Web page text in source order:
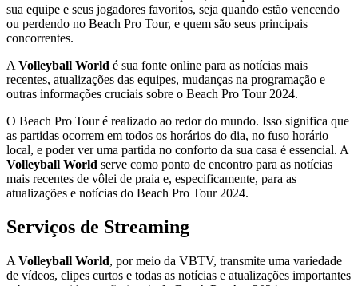
sua equipe e seus jogadores favoritos, seja quando estão vencendo
ou perdendo no Beach Pro Tour, e quem são seus principais
concorrentes.
A Volleyball World é sua fonte online para as notícias mais
recentes, atualizações das equipes, mudanças na programação e
outras informações cruciais sobre o Beach Pro Tour 2024.
O Beach Pro Tour é realizado ao redor do mundo. Isso significa que
as partidas ocorrem em todos os horários do dia, no fuso horário
local, e poder ver uma partida no conforto da sua casa é essencial. A
Volleyball World serve como ponto de encontro para as notícias
mais recentes de vôlei de praia e, especificamente, para as
atualizações e notícias do Beach Pro Tour 2024.
Serviços de Streaming
A Volleyball World, por meio da VBTV, transmite uma variedade
de vídeos, clipes curtos e todas as notícias e atualizações importantes